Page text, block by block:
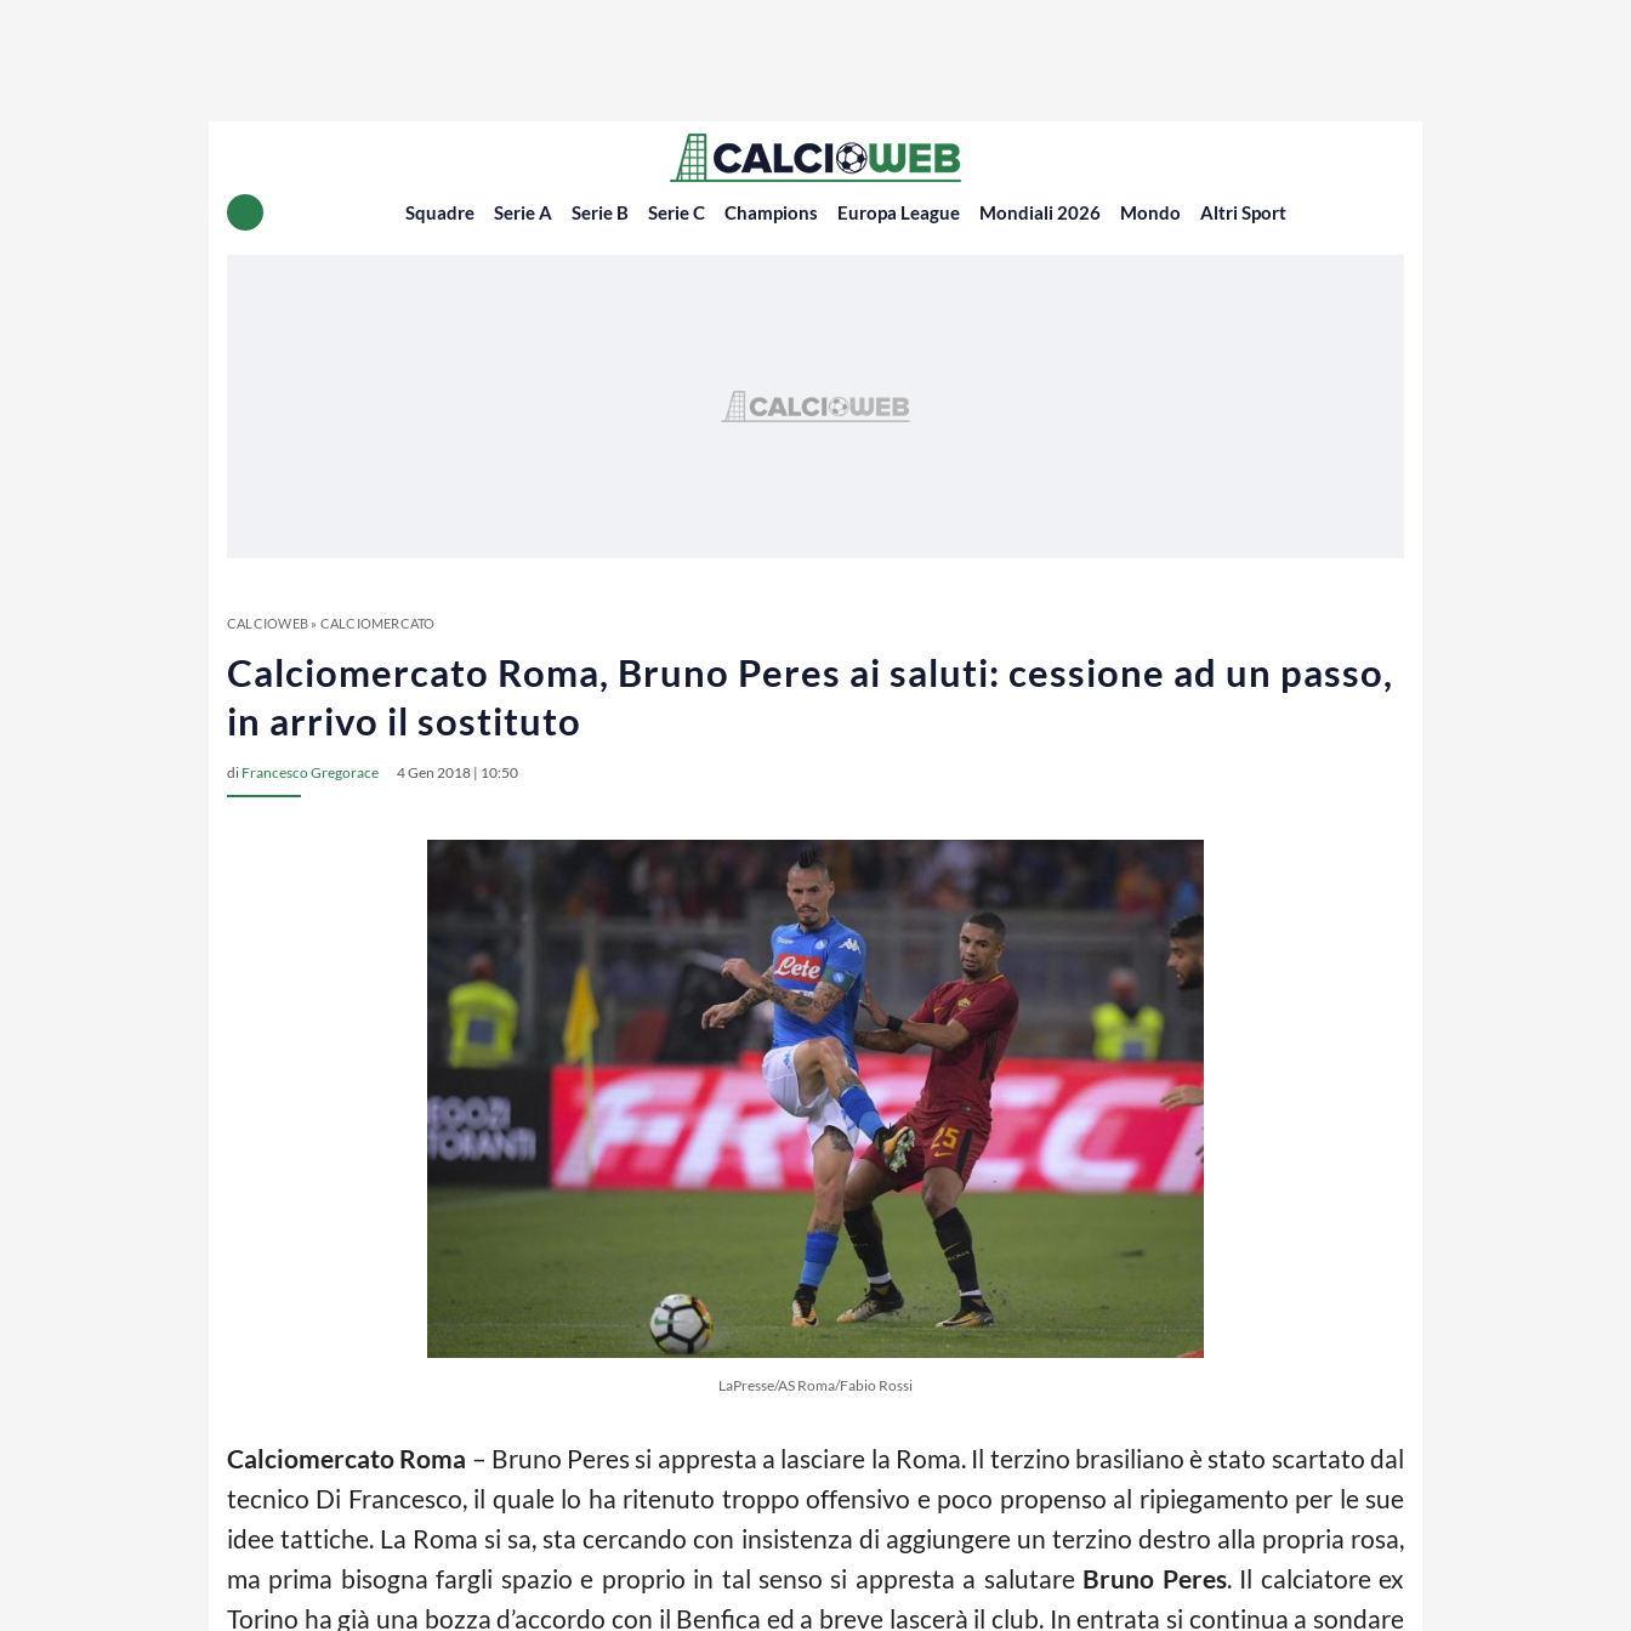
Squadre Serie A Serie B Serie C Champions Europa League Mondiali 2026 Mondo Altri Sport
CALCIOWEB» CALCIOMERCATO
Calciomercato Roma, Bruno Peres ai saluti: cessione ad un passo,
in arrivo il sostituto
di Francesco Gregorace 4 Gen 2018 | 10:50
LaPresse/AS Roma/Fabio Rossi
Calciomercato Roma – Bruno Peres si appresta a lasciare la Roma. Il terzino brasiliano è stato scartato dal
tecnico Di Francesco, il quale lo ha ritenuto troppo offensivo e poco propenso al ripiegamento per le sue
idee tattiche. La Roma si sa, sta cercando con insistenza di aggiungere un terzino destro alla propria rosa,
ma prima bisogna fargli spazio e proprio in tal senso si appresta a salutare Bruno Peres. Il calciatore ex
Torino ha già una bozza d’accordo con il Benfica ed a breve lascerà il club. In entrata si continua a sondare